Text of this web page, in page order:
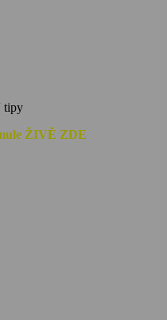
tipy
ŽIVĚ ZDE